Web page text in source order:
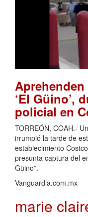
Aprehenden
‘El Güino’,
policial en
TORREÓN, COAH.-
irrumpió la tarde de
establecimiento
presunta captura del
Güino”.
Vanguardia.com.mx
marie